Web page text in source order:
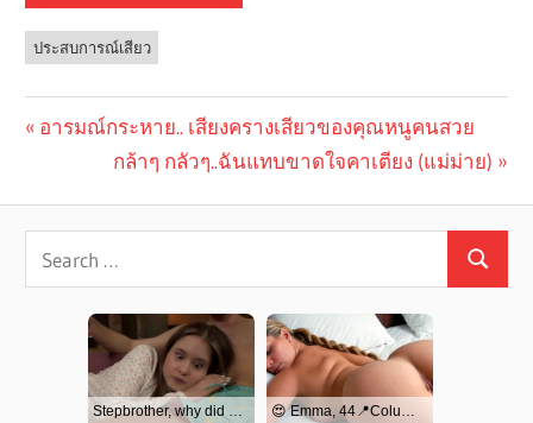
ประสบการณ์เสียว
navigation
Previous
อารมณ์กระหาย.. เสียงครางเสียวของคุณหนูคนสวย
Next
กล้าๆ กลัวๆ..ฉันแทบขาดใจคาเตียง (แม่ม่าย)